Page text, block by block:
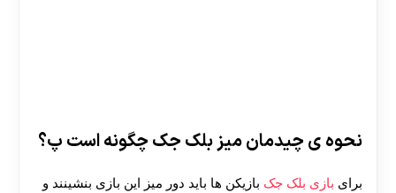
نحوه ی چیدمان میز بلک جک چگونه است پ؟
برای بازی بلک جک بازیکن ها باید دور میز این بازی بنشینند و